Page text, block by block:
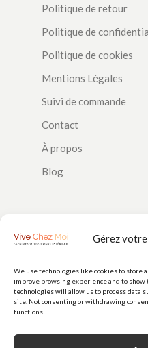
Gérez
We use technologies like cookies to store
improve browsing experience and to
technologies will allow us to process data
site. Not consenting or withdrawing
functions.
Politique de retour
Politique de
Politique de cookies
Mentions Légales
Suivi de commande
Contact
À propos
Blog
PAIEMENTS